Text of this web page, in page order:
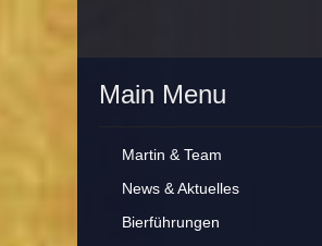
Main Menu
Martin & Team
News & Aktuelles
Bierführungen